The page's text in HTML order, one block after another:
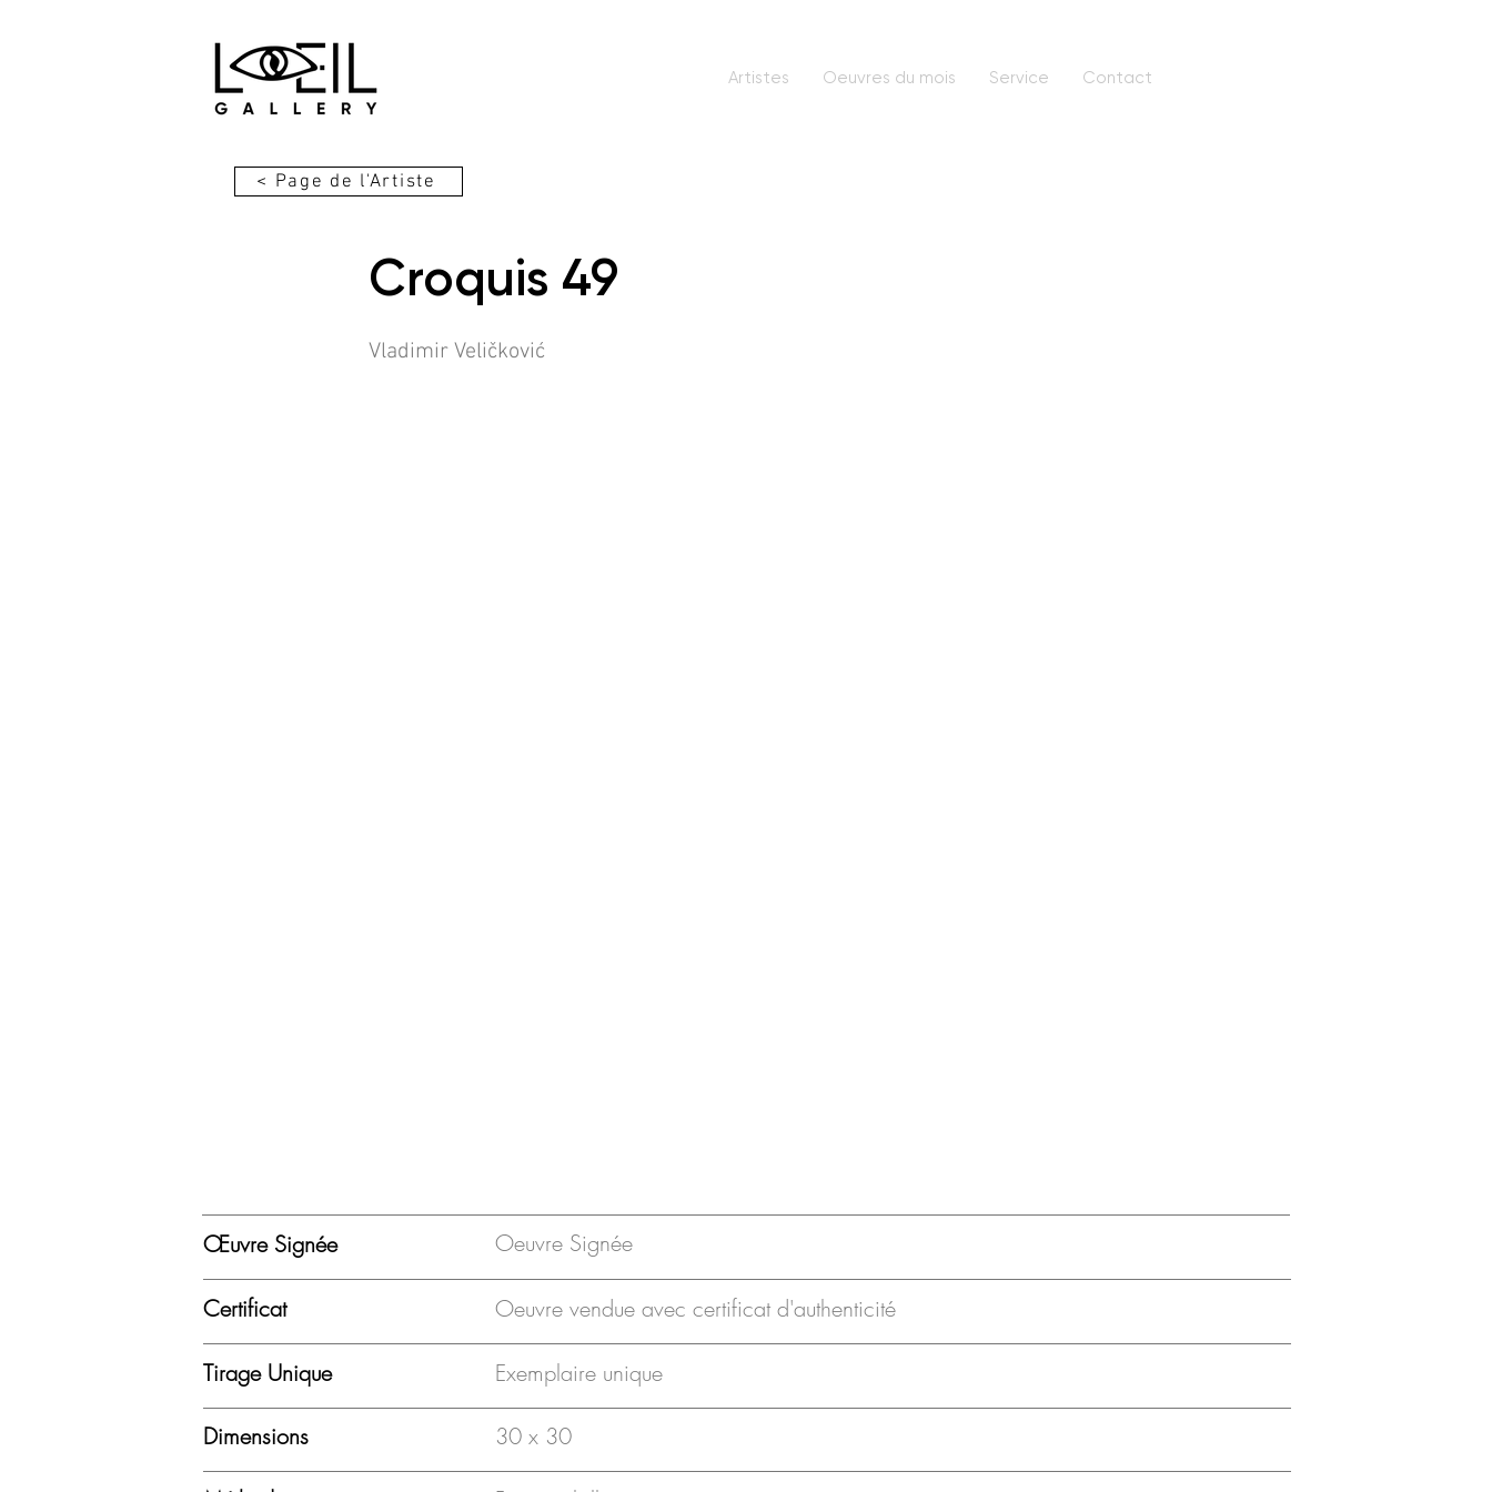
Artistes Oeuvres du mois Service Contact
< Page de l'Artiste
Croquis 49
Vladimir Veličković
Œuvre Signée Oeuvre Signée
Certificat Oeuvre vendue avec certificat d'authenticité
Tirage Unique Exemplaire unique
Dimensions 30 x 30